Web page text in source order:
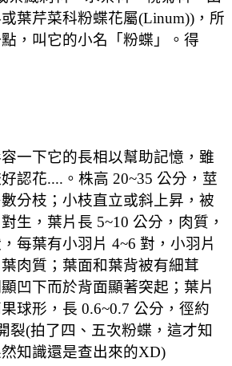
葉芹菜科粉蝶花屬(Linum))，所
，叫它的小名「粉蝶」。得
一下它的長相以幫助記憶，雖
認花....。株高 20~35 公分，莖
分枝；小枝直立或斜上昇，被
生，葉片長 5~10 公分，肉質，
每葉有小羽片 4~6 對，小羽片
肉質；葉面和葉背被有細茸
凹下而於背面顯著突起；葉片
球形，長 0.6~0.7 公分，徑約
裂(拍了四、五次粉蝶，這才知
知識還是查出來的XD)